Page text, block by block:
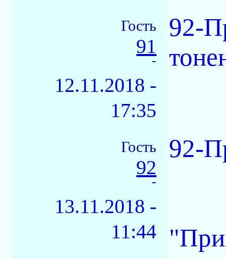
Гость
91
-
12.11.2018 -
17:35
92-
Гость
92
-
13.11.2018 -
11:44
92-